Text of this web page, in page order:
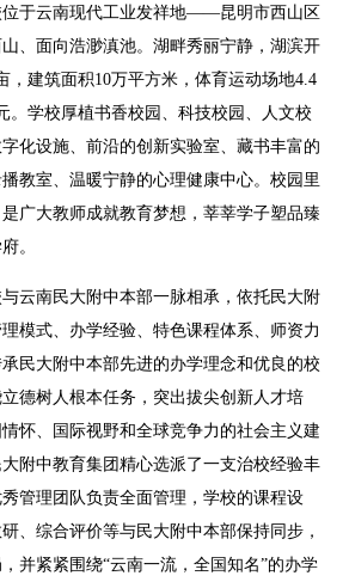
位于云南现代工业发祥地——昆明市西山区
、面向浩渺滇池。湖畔秀丽宁静，湖滨开
，建筑面积10万平方米，体育运动场地4.4
。学校厚植书香校园、科技校园、人文校
化设施、前沿的创新实验室、藏书丰富的
教室、温暖宁静的心理健康中心。校园里
广大教师成就教育梦想，莘莘学子塑品臻
。
云南民大附中本部一脉相承，依托民大附
模式、办学经验、特色课程体系、师资力
民大附中本部先进的办学理念和优良的校
德树人根本任务，突出拔尖创新人才培
怀、国际视野和全球竞争力的社会主义建
附中教育集团精心选派了一支治校经验丰
管理团队负责全面管理，学校的课程设
、综合评价等与民大附中本部保持同步，
并紧紧围绕“云南一流，全国知名”的办学